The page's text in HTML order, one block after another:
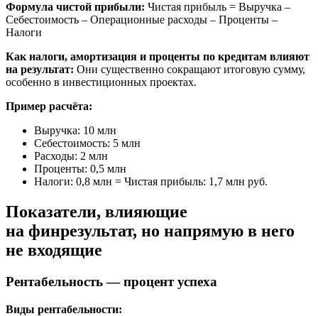
Формула чистой прибыли: Чистая прибыль = Выручка –
Себестоимость – Операционные расходы – Проценты –
Налоги
Как налоги, амортизация и проценты по кредитам влияют
на результат: Они существенно сокращают итоговую сумму,
особенно в инвестиционных проектах.
Пример расчёта:
Выручка: 10 млн
Себестоимость: 5 млн
Расходы: 2 млн
Проценты: 0,5 млн
Налоги: 0,8 млн = Чистая прибыль: 1,7 млн руб.
Показатели, влияющие
на финрезультат, но напрямую в него
не входящие
Рентабельность — процент успеха
Виды рентабельности: